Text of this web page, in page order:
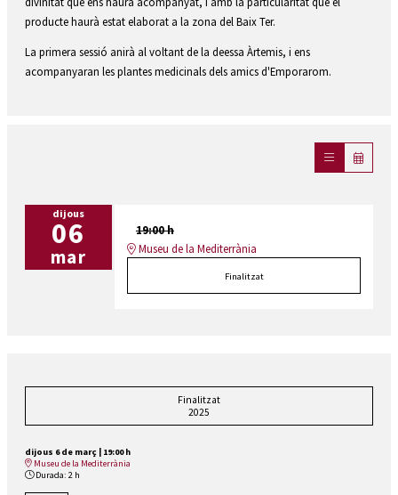
producte haurà estat elaborat a la zona del Baix Ter.
La primera sessió anirà al voltant de la deessa Àrtemis, i ens
acompanyaran les plantes medicinals dels amics d'Emporarom.
dijous
06
mar
19:00 h
Museu de la Mediterrània
Finalitzat
Finalitzat
2025
dijous 6 de març
19:00 h
Museu de la Mediterrània
Durada: 2 h